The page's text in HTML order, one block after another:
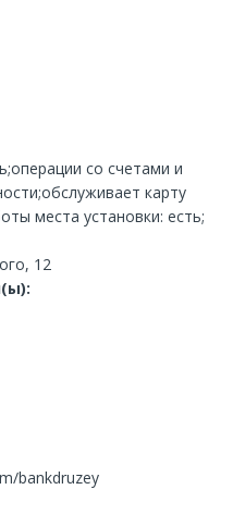
со счетами и
карту
места установки: есть;
12
bankdruzey